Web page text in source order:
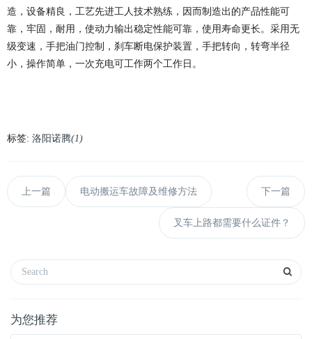
造，设备精良，工艺先进工人技术熟练，因而制造出的产品性能可
靠，牢固，耐用，使动力输出稳定性能可靠，使用寿命更长。采用无
级变速，手把油门控制，刹车断电保护装置，手把转向，转弯半径
小，操作简单，一次充电可工作两个工作日。
标签: 洛阳诺腾(1)
上一篇 电动搬运车故障及维修方法 下一篇
叉车上路都需要什么证件？
为您推荐